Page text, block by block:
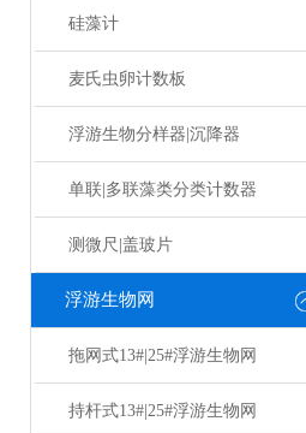
硅藻计
麦氏虫卵计数板
浮游生物分样器|沉降器
单联|多联藻类分类计数器
测微尺|盖玻片
浮游生物网
拖网式13#|25#浮游生物网
持杆式13#|25#浮游生物网